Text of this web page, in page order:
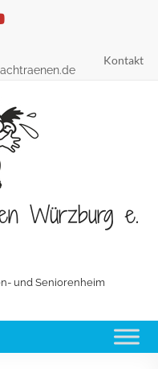
Kontakt
Würzburg e.
und Seniorenheim